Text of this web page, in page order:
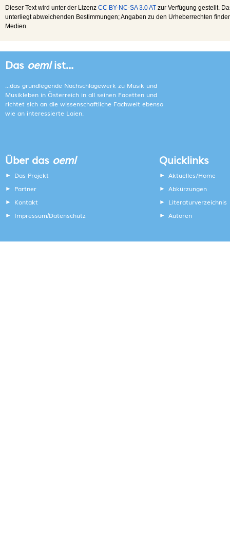
Dieser Text wird unter der Lizenz CC BY-NC-SA 3.0 AT zur Verfügung gestellt.
unterliegt abweichenden Bestimmungen; Angaben zu den Urheberrechten
Medien.
Das oemlist...
...das grundlegende Nachschlagewerk zu Musik und
Musikleben in Österreich in all seinen Facetten und
richtet sich an die wissenschaftliche Fachwelt ebenso
wie an interessierte Laien.
Über das oeml
Das Projekt
Partner
Kontakt
Impressum/Datenschutz
Quicklinks
Aktuelles/Home
Abkürzungen
Literaturverzeichnis
Autoren